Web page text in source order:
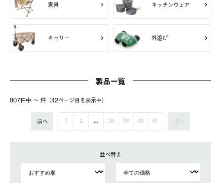
家具 キッチンウェア
キャリー 外遊び
製品一覧
807件中 〜 件（42ページ⽬を表⽰中）
前へ 2 ... 38 39 40 41 次へ
並べ替え